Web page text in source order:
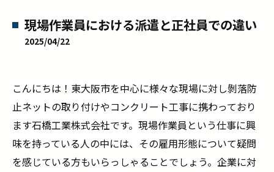
現場作業員における派遣と正社員での違い
2025/04/22
こんにちは！東大阪市を中心に様々な現場に対し剝落防
止ネットの取り付けやコンクリート工事に携わっており
ます石橋工業株式会社です。現場作業員という仕事に興
味を持っている人の中には、その雇用形態について疑問
を感じている方もいらっしゃることでしょう。企業に対